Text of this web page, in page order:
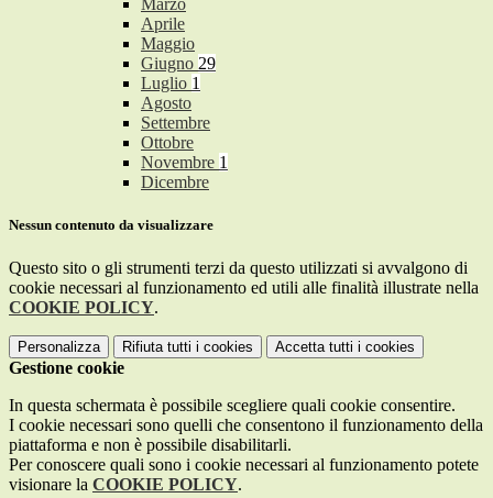
Marzo
Aprile
Maggio
Giugno 29
Luglio 1
Agosto
Settembre
Ottobre
Novembre 1
Dicembre
Nessun contenuto da visualizzare
Questo sito o gli strumenti terzi da questo utilizzati si avvalgono di
cookie necessari al funzionamento ed utili alle finalità illustrate nella
COOKIE POLICY.
Personalizza Rifiuta tutti i cookies Accetta tutti i cookies
Gestione cookie
In questa schermata è possibile scegliere quali cookie consentire.
I cookie necessari sono quelli che consentono il funzionamento della
piattaforma e non è possibile disabilitarli.
Per conoscere quali sono i cookie necessari al funzionamento potete
visionare la COOKIE POLICY.